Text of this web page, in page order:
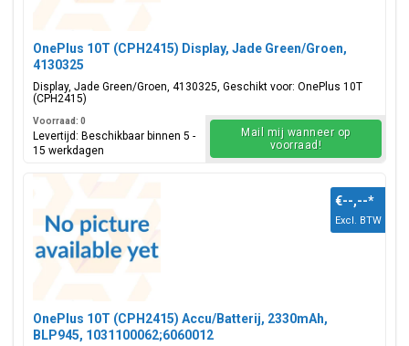
OnePlus 10T (CPH2415) Display, Jade Green/Groen,
4130325
Display, Jade Green/Groen, 4130325, Geschikt voor: OnePlus 10T
(CPH2415)
Voorraad: 0
Levertijd: Beschikbaar binnen 5 -
15 werkdagen
Mail mij wanneer op
voorraad!
OnePlus 10T (CPH2415) Accu/Batterij, 2330mAh,
BLP945, 1031100062;6060012
€--,--*
Excl. BTW